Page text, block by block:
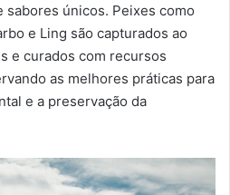
sabores únicos. Peixes como
e Ling são capturados ao
e curados com recursos
as melhores práticas para
e a preservação da